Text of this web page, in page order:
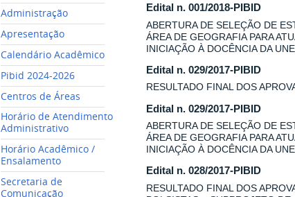
Administração
Apresentação
Calendário Acadêmico
Pibid 2024-2026
Centros de Áreas
Horário de Atendimento
Administrativo
Horário Acadêmico /
Ensalamento
Secretaria de
Comunicação
Edital n. 001/2018-PIBID
ABERTURA DE SELEÇÃO DE
ÁREA DE GEOGRAFIA PARA
INICIAÇÃO À DOCÊNCIA DA
Edital n. 029/2017-PIBID
RESULTADO FINAL DOS
Edital n. 029/2017-PIBID
ABERTURA DE SELEÇÃO DE
ÁREA DE GEOGRAFIA PARA
INICIAÇÃO À DOCÊNCIA DA
Edital n. 028/2017-PIBID
RESULTADO FINAL DOS